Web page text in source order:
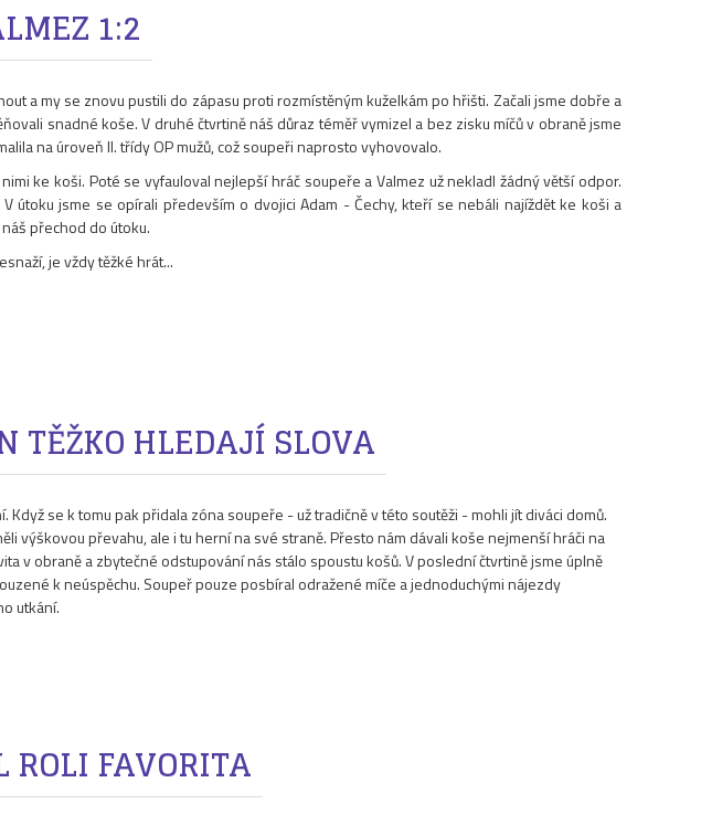
1:2
a my se znovu pustili do zápasu proti rozmístěným kuželkám po hřišti. Začali jsme dobře a
snadné koše. V druhé čtvrtině náš důraz téměř vymizel a bez zisku míčů v obraně jsme
na úroveň II. třídy OP mužů, což soupeři naprosto vyhovovalo.
ke koši. Poté se vyfauloval nejlepší hráč soupeře a Valmez už nekladl žádný větší odpor.
jsme se opírali především o dvojici Adam - Čechy, kteří se nebáli najíždět ke koši a
přechod do útoku.
je vždy těžké hrát...
TĚŽKO HLEDAJÍ SLOVA
se k tomu pak přidala zóna soupeře - už tradičně v této soutěži - mohli jít diváci domů.
výškovou převahu, ale i tu herní na své straně. Přesto nám dávali koše nejmenší hráči na
v obraně a zbytečné odstupování nás stálo spoustu košů. V poslední čtvrtině jsme úplně
k neúspěchu. Soupeř pouze posbíral odražené míče a jednoduchými nájezdy
utkání.
FAVORITA